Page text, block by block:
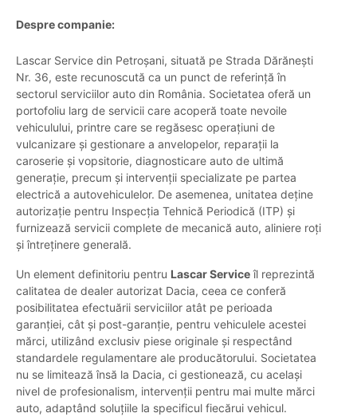
Despre companie:
Lascar Service din Petroșani, situată pe Strada Dărănești
Nr. 36, este recunoscută ca un punct de referință în
sectorul serviciilor auto din România. Societatea oferă un
portofoliu larg de servicii care acoperă toate nevoile
vehiculului, printre care se regăsesc operațiuni de
vulcanizare și gestionare a anvelopelor, reparații la
caroserie și vopsitorie, diagnosticare auto de ultimă
generație, precum și intervenții specializate pe partea
electrică a autovehiculelor. De asemenea, unitatea deține
autorizație pentru Inspecția Tehnică Periodică (ITP) și
furnizează servicii complete de mecanică auto, aliniere roți
și întreținere generală.
Un element definitoriu pentru Lascar Serviceîl reprezintă
calitatea de dealer autorizat Dacia, ceea ce conferă
posibilitatea efectuării serviciilor atât pe perioada
garanției, cât și post-garanție, pentru vehiculele acestei
mărci, utilizând exclusiv piese originale și respectând
standardele regulamentare ale producătorului. Societatea
nu se limitează însă la Dacia, ci gestionează, cu același
nivel de profesionalism, intervenții pentru mai multe mărci
auto, adaptând soluțiile la specificul fiecărui vehicul.